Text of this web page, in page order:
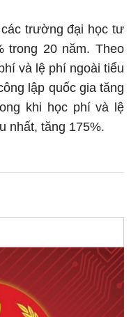
trường đại học tư
trong 20 năm. Theo
và lệ phí ngoài tiểu
lập quốc gia tăng
khi học phí và lệ
nhất, tăng 175%.